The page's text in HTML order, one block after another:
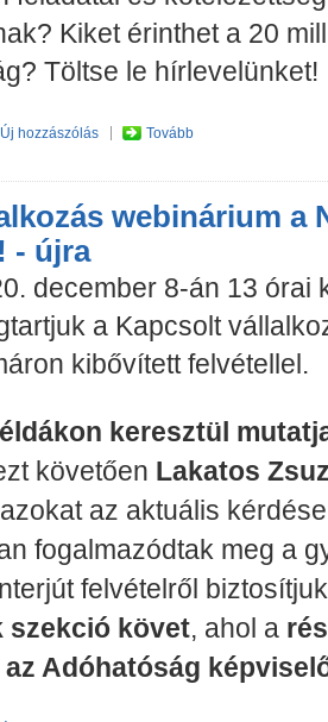
Kiket érinthet a 20
Töltse le hírlevelünket!
Új hozzászólás Tovább
webinárium a
- újra
december 8-án 13 órai
a Kapcsolt
kibővített felvétellel.
keresztül
követően Lakatos
az aktuális
fogalmazódtak meg a
felvételről
szekció követ, ahol a
Adóhatóság